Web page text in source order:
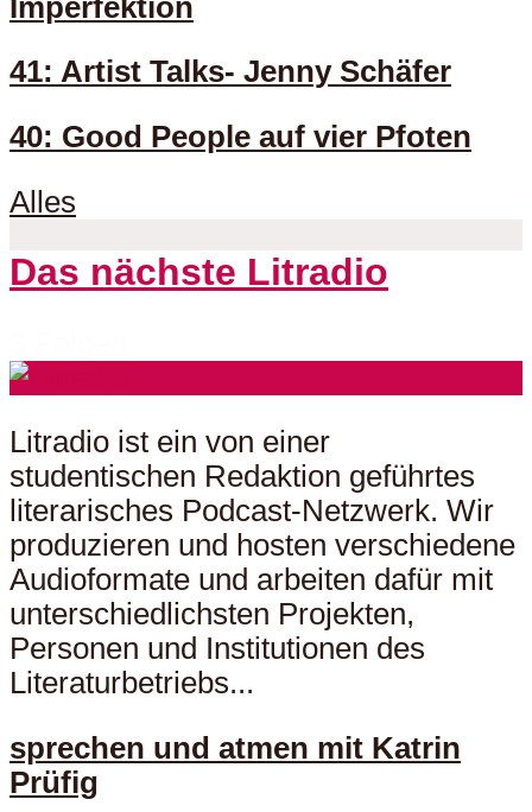
Imperfektion
41: Artist Talks- Jenny Schäfer
40: Good People auf vier Pfoten
Alles
Das nächste Litradio
Litradio ist ein von einer
studentischen Redaktion geführtes
literarisches Podcast-Netzwerk. Wir
produzieren und hosten verschiedene
Audioformate und arbeiten dafür mit
unterschiedlichsten Projekten,
Personen und Institutionen des
Literaturbetriebs...
sprechen und atmen mit Katrin
Prüfig